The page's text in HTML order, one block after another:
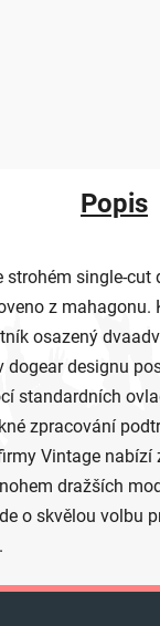
Popis
single-
z
osazený
designu
standardních
zpracování
Vintage
dražších
o skvělou volbu